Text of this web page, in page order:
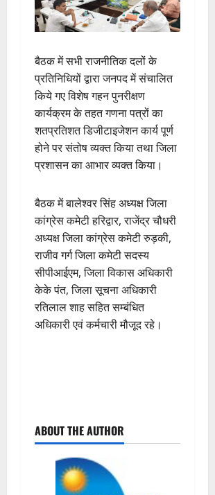
बैठक में सभी राजनीतिक दलों के
प्रतिनिधियों द्वारा जनपद में संचालित
किये गए विशेष गहन पुनरीक्षण
कार्यक्रम के तहत गणना पत्रों का
शतप्रतिशत डिजीटाइजेशन कार्य पूर्ण
होने पर संतोष व्यक्त किया तथा जिला
प्रशासन का आभार व्यक्त किया।
बैठक में बालेश्वर सिंह अध्यक्ष जिला
कांग्रेस कमेटी हरिद्वार, राजेंद्र चौधरी
अध्यक्ष जिला कांग्रेस कमेटी रुड़की,
राजीव गर्ग जिला कमेटी सदस्य
सीपीआईएम, जिला विकास अधिकारी
केके पंत, जिला सूचना अधिकारी
रतिलाल शाह सहित सम्बंधित
अधिकारी एवं कर्मचारी मौजूद रहे।
o
ABOUT THE AUTHOR